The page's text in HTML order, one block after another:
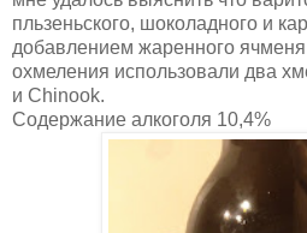
пльзеньского, шоколадного и
добавлением жаренного
охмеления использовали два
и Сhinook.
Содержание алкоголя 10,4%